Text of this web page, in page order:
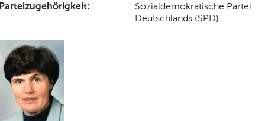
Sozialdemokratische Partei
Deutschlands (SPD)